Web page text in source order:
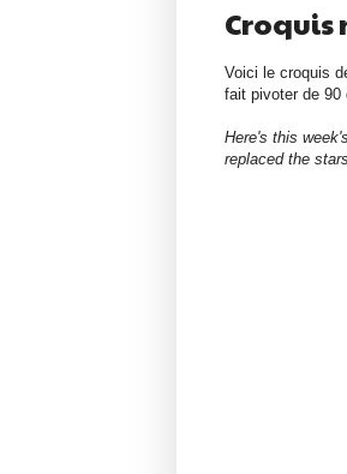
Croquis
Voici le croquis
fait pivoter de 90
Here's this
replaced the